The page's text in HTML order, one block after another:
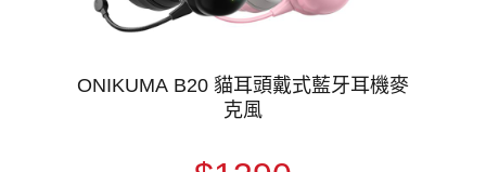
ONIKUMA B20 貓耳頭戴式藍牙耳機麥
克風